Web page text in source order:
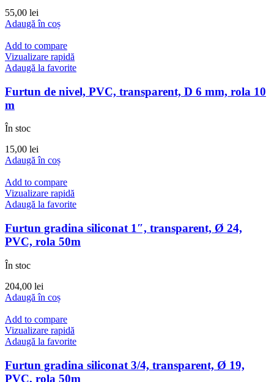
55,00 lei
Adaugă în coș
Add to compare
Vizualizare rapidă
Adaugă la favorite
Furtun de nivel, PVC, transparent, D 6 mm, rola 10
m
În stoc
15,00 lei
Adaugă în coș
Add to compare
Vizualizare rapidă
Adaugă la favorite
Furtun gradina siliconat 1″, transparent, Ø 24,
PVC, rola 50m
În stoc
204,00 lei
Adaugă în coș
Add to compare
Vizualizare rapidă
Adaugă la favorite
Furtun gradina siliconat 3/4, transparent, Ø 19,
PVC, rola 50m